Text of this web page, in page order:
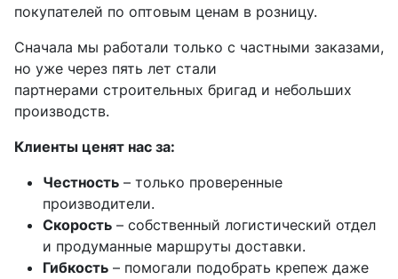
покупателей по оптовым ценам в розницу.
Сначала мы работали только с частными заказами,
но уже через пять лет стали
партнерами строительных бригад и небольших
производств.
Клиенты ценят нас за:
Честность – только проверенные
производители.
Скорость – собственный логистический отдел
и продуманные маршруты доставки.
Гибкость – помогали подобрать крепеж даже